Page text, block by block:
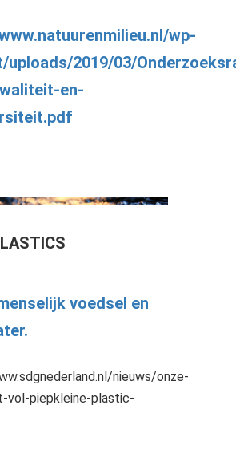
wp-
uploads/2019/03/
en-
voedsel en
nieuws/onze-
vol-piepkleine-plastic-